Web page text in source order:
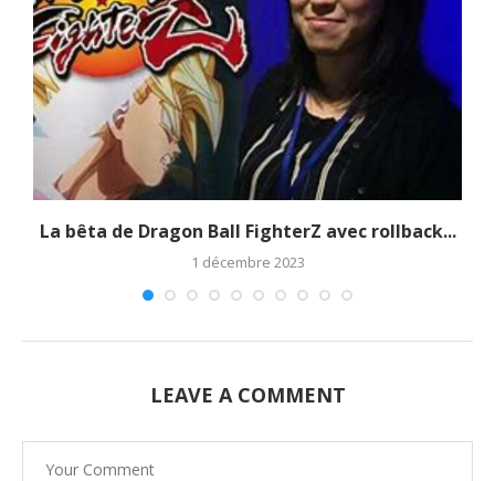
La bêta de Dragon Ball FighterZ avec rollback...
1 décembre 2023
LEAVE A COMMENT